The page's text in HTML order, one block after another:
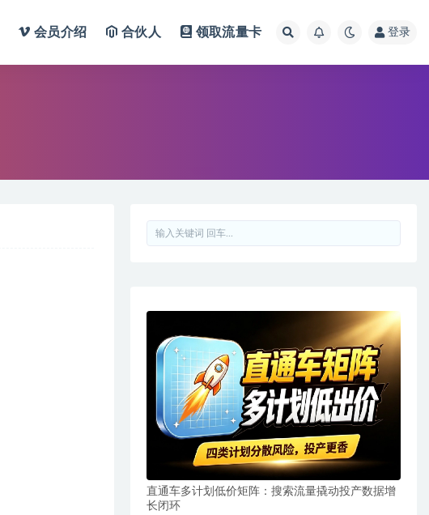
会员介绍 合伙人 领取流量卡 登录
直通车多计划低价矩阵：搜索流量撬动投产数据增
长闭环